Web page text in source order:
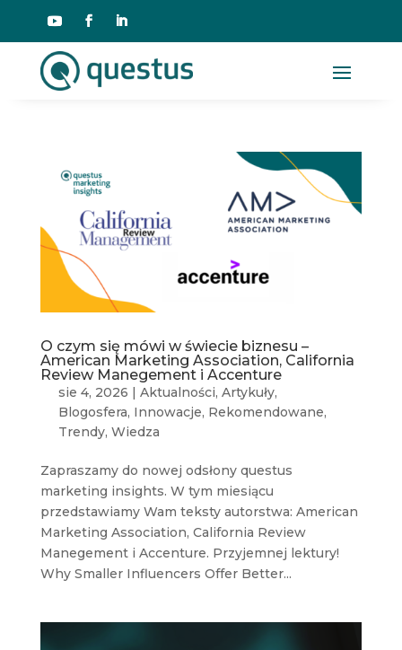
O czym się mówi w świecie biznesu –
American Marketing Association, California
Review Manegement i Accenture
sie 4, 2026 | Aktualności, Artykuły,
Blogosfera, Innowacje, Rekomendowane,
Trendy, Wiedza
Zapraszamy do nowej odsłony questus
marketing insights. W tym miesiącu
przedstawiamy Wam teksty autorstwa: American
Marketing Association, California Review
Manegement i Accenture. Przyjemnej lektury!
Why Smaller Influencers Offer Better...